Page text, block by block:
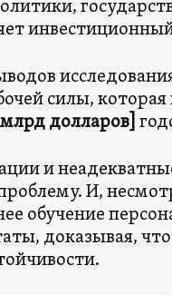
силы,
долларов]
и
И,
обучение
доказывая,